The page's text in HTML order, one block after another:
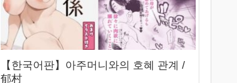
【한국어판】아주머니와의 호혜 관계 /
郁村